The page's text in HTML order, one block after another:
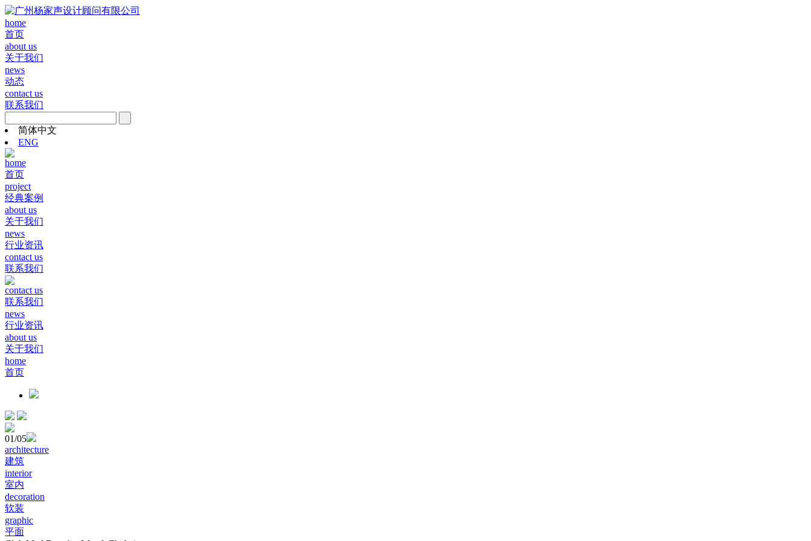
home
首页
about us
关于我们
news
动态
contact us
联系我们
简体中文
ENG
home
首页
project
经典案例
about us
关于我们
news
行业资讯
contact us
联系我们
contact us
联系我们
news
行业资讯
about us
关于我们
home
首页
01/05
architecture
建筑
interior
室内
decoration
软装
graphic
平面